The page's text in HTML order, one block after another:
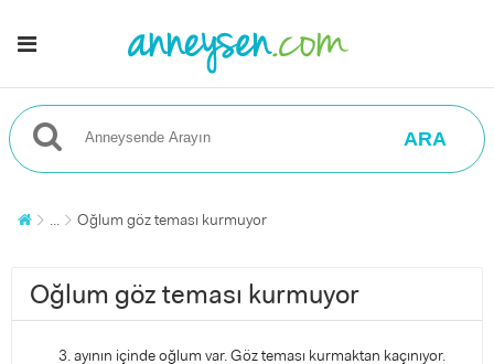
ARA
... Oğlum göz teması kurmuyor
Oğlum göz teması kurmuyor
ayının içinde oğlum var. Göz teması kurmaktan kaçınıyor.